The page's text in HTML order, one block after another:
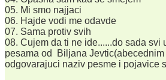
05. Mi smo najjaci
06. Hajde vodi me odavde
07. Sama protiv svih
08. Cujem da ti ne ide......do sada svi
pesama od Biljana Jevtic(abecednim
odgovarajuci naziv pesme i pojavice